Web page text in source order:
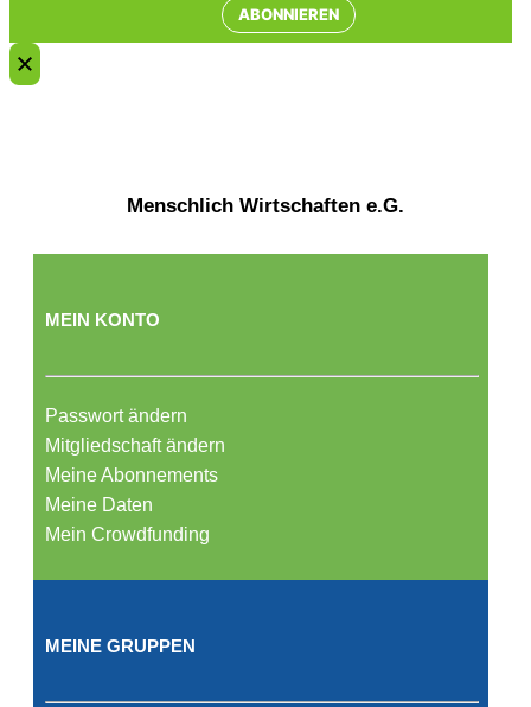
ABONNIEREN
Menschlich Wirtschaften e.G.
MEIN KONTO
Passwort ändern
Mitgliedschaft ändern
Meine Abonnements
Meine Daten
Mein Crowdfunding
MEINE GRUPPEN